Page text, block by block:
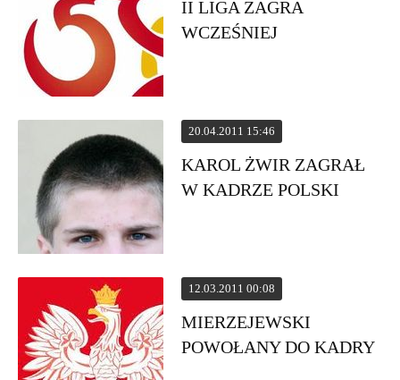
II LIGA ZAGRA
WCZEŚNIEJ
20.04.2011 15:46
KAROL ŻWIR ZAGRAŁ
W KADRZE POLSKI
12.03.2011 00:08
MIERZEJEWSKI
POWOŁANY DO KADRY